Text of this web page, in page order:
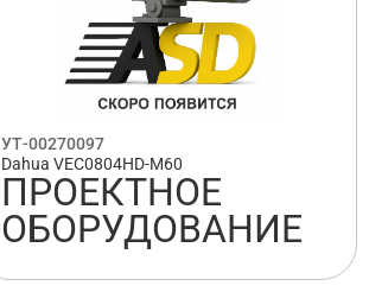
УТ-00270097
Dahua VEC0804HD-M60
ПРОЕКТНОЕ
ОБОРУДОВАНИЕ